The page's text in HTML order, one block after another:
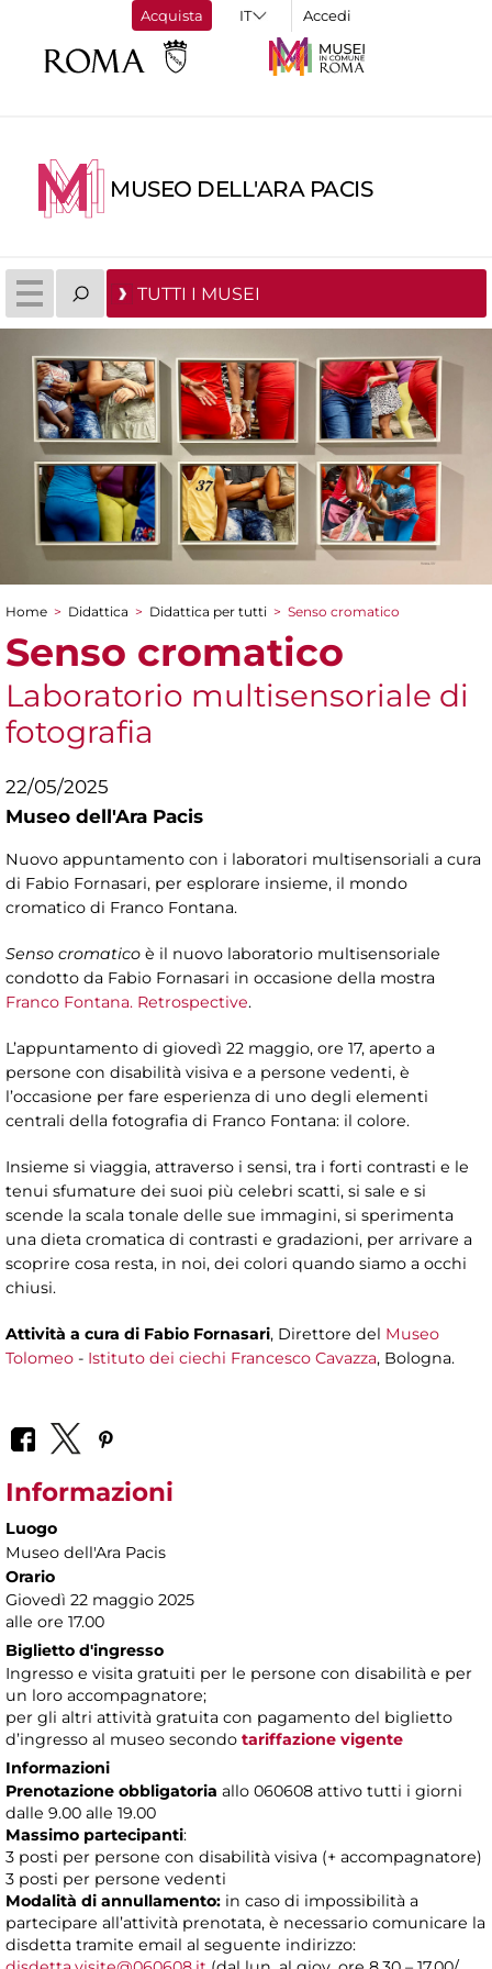
Acquista Accedi
MUSEO DELL'ARA PACIS
TUTTI I MUSEI
Tu sei qui
Home > Didattica > Didattica per tutti > Senso cromatico
Senso cromatico
Laboratorio multisensoriale di
fotografia
22/05/2025
Museo dell'Ara Pacis
Nuovo appuntamento con i laboratori multisensoriali a cura
di Fabio Fornasari, per esplorare insieme, il mondo
cromatico di Franco Fontana.
Senso cromatico è il nuovo laboratorio multisensoriale
condotto da Fabio Fornasari in occasione della mostra
Franco Fontana. Retrospective.
L’appuntamento di giovedì 22 maggio, ore 17, aperto a
persone con disabilità visiva e a persone vedenti, è
l’occasione per fare esperienza di uno degli elementi
centrali della fotografia di Franco Fontana: il colore.
Insieme si viaggia, attraverso i sensi, tra i forti contrasti e le
tenui sfumature dei suoi più celebri scatti, si sale e si
scende la scala tonale delle sue immagini, si sperimenta
una dieta cromatica di contrasti e gradazioni, per arrivare a
scoprire cosa resta, in noi, dei colori quando siamo a occhi
chiusi.
Attività a cura di Fabio Fornasari, Direttore del Museo
Tolomeo - Istituto dei ciechi Francesco Cavazza, Bologna.
Informazioni
Luogo
Museo dell'Ara Pacis
Orario
Giovedì 22 maggio 2025
alle ore 17.00
Biglietto d'ingresso
Ingresso e visita gratuiti per le persone con disabilità e per
un loro accompagnatore;
per gli altri attività gratuita con pagamento del biglietto
d’ingresso al museo secondo tariffazione vigente
Informazioni
Prenotazione obbligatoria allo 060608 attivo tutti i giorni
dalle 9.00 alle 19.00
Massimo partecipanti:
3 posti per persone con disabilità visiva (+ accompagnatore)
3 posti per persone vedenti
Modalità di annullamento: in caso di impossibilità a
partecipare all’attività prenotata, è necessario comunicare la
disdetta tramite email al seguente indirizzo: